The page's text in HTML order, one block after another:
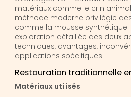
matériaux comme le crin
méthode moderne privilégie
comme la mousse synthétique.
exploration détaillée des deux
techniques, avantages,
applications spécifiques.
Restauration traditionnelle
Matériaux utilisés